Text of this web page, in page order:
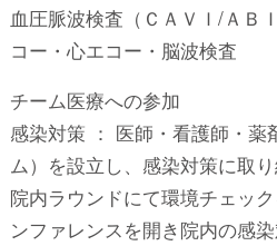
血圧脈波検査（ＣＡＶＩ/ＡＢ
コー・心エコー・脳波検査
チーム医療への参加
感染対策 ： 医師・看護師・薬
ム）を設立し、感染対策に取り
院内ラウンドにて環境チェッ
ンファレンスを開き院内の感